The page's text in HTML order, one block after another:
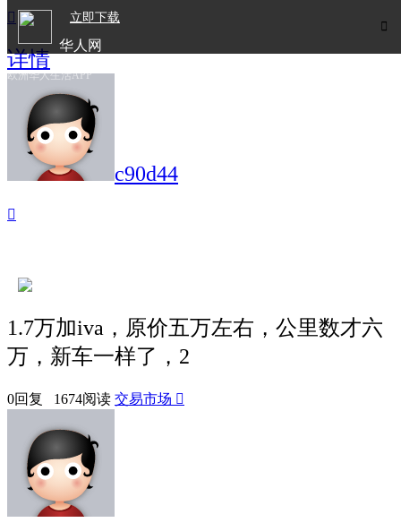

立即下载
华人网
欧洲华人生活APP

详情
c90d44

1.7万加iva，原价五万左右，公里数才六
万，新车一样了，2
0回复 1674阅读 交易市场 